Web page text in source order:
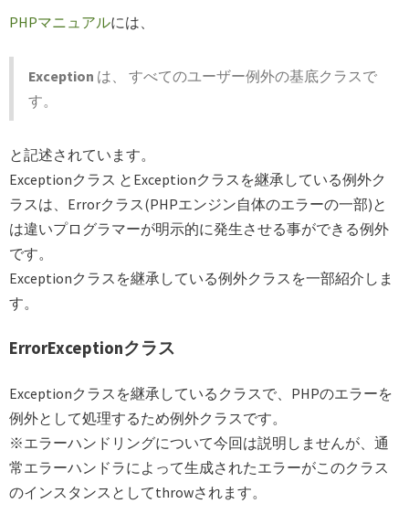
PHPマニュアルには、
Exception は、 すべてのユーザー例外の基底クラスで
す。
と記述されています。
Exceptionクラス とExceptionクラスを継承している例外ク
ラスは、Errorクラス(PHPエンジン自体のエラーの一部)と
は違いプログラマーが明示的に発生させる事ができる例外
です。
Exceptionクラスを継承している例外クラスを一部紹介しま
す。
ErrorExceptionクラス
Exceptionクラスを継承しているクラスで、PHPのエラーを
例外として処理するため例外クラスです。
※エラーハンドリングについて今回は説明しませんが、通
常エラーハンドラによって生成されたエラーがこのクラス
のインスタンスとしてthrowされます。